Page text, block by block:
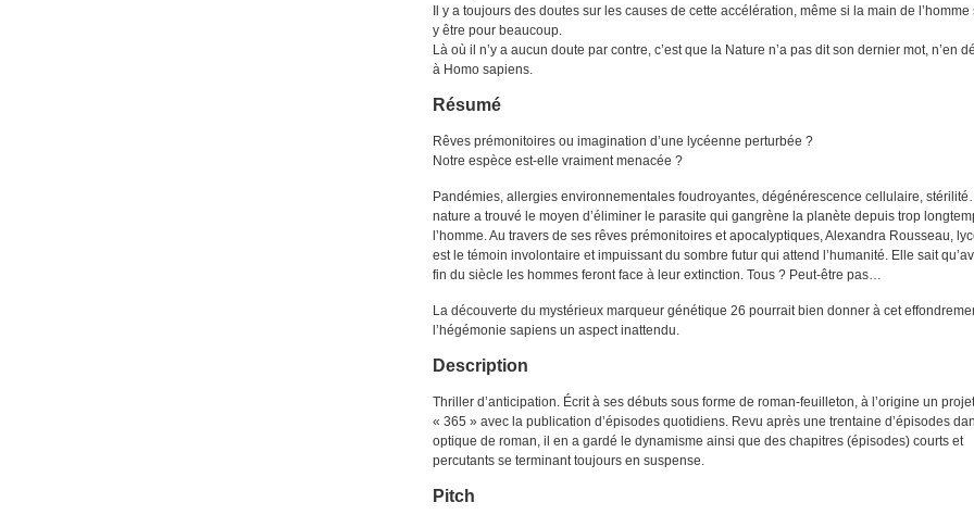
Il y a toujours des doutes sur les causes de cette accélération, même si la main de l’homme
y être pour beaucoup.
Là où il n’y a aucun doute par contre, c’est que la Nature n’a pas dit son dernier mot, n’en
à Homo sapiens.
Résumé
Rêves prémonitoires ou imagination d’une lycéenne perturbée ?
Notre espèce est-elle vraiment menacée ?
Pandémies, allergies environnementales foudroyantes, dégénérescence cellulaire,
nature a trouvé le moyen d’éliminer le parasite qui gangrène la planète depuis trop
l’homme. Au travers de ses rêves prémonitoires et apocalyptiques, Alexandra Rousseau,
est le témoin involontaire et impuissant du sombre futur qui attend l’humanité. Elle sait
fin du siècle les hommes feront face à leur extinction. Tous ? Peut-être pas…
La découverte du mystérieux marqueur génétique 26 pourrait bien donner à cet
l’hégémonie sapiens un aspect inattendu.
Description
Thriller d’anticipation. Écrit à ses débuts sous forme de roman-feuilleton, à l’origine un projet
« 365 » avec la publication d’épisodes quotidiens. Revu après une trentaine d’épisodes
optique de roman, il en a gardé le dynamisme ainsi que des chapitres (épisodes) courts et
percutants se terminant toujours en suspense.
Pitch